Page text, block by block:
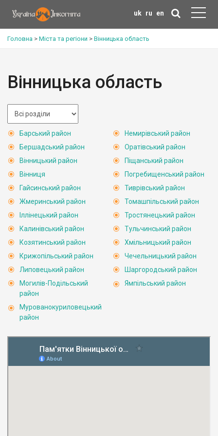
uk ru en
Головна > Міста та регіони > Вінницька область
Вінницька область
Барський район
Бершадський район
Вінницький район
Вінниця
Гайсинський район
Жмеринський район
Іллінецький район
Калинівський район
Козятинський район
Крижопільський район
Липовецький район
Могилів-Подільський
район
Мурованокуриловецький
район
Немирівський район
Оратівський район
Піщанський район
Погребищенський район
Тиврівський район
Томашпільський район
Тростянецький район
Тульчинський район
Хмільницький район
Чечельницький район
Шаргородський район
Ямпільський район